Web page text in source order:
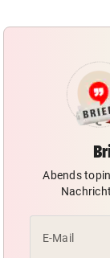
Abends
E-Mail